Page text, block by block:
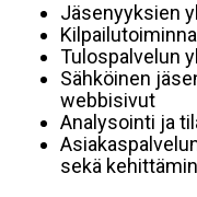
Jäsenyyksien
Tulospalvelun
Sähköinen
webbisivut
Analysointi ja
sekä